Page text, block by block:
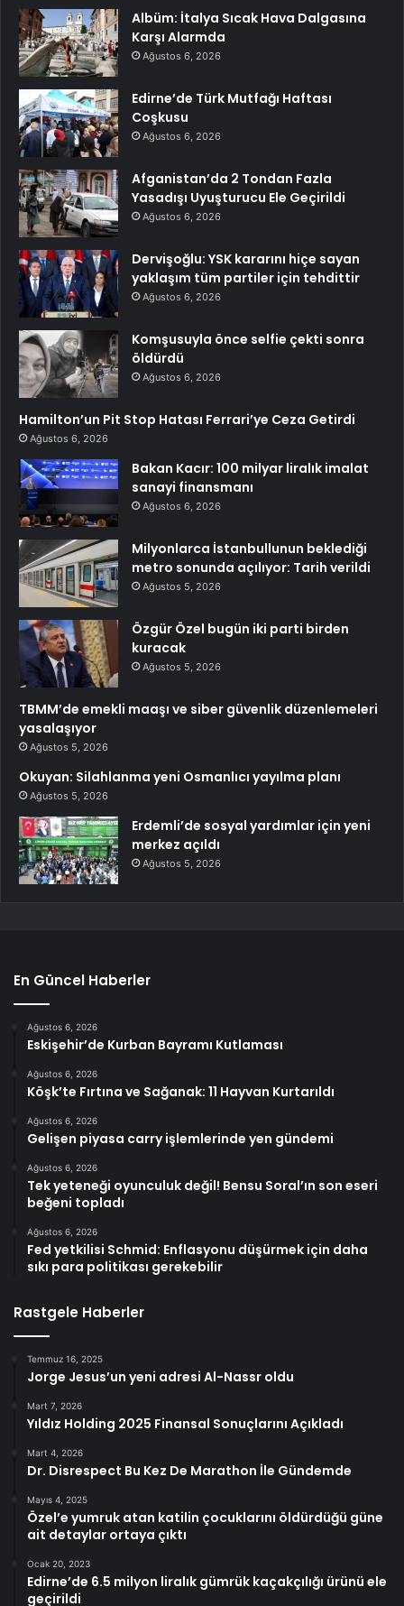
Albüm: İtalya Sıcak Hava Dalgasına
Karşı Alarmda
Ağustos 6, 2026
Edirne’de Türk Mutfağı Haftası
Coşkusu
Ağustos 6, 2026
Afganistan’da 2 Tondan Fazla
Yasadışı Uyuşturucu Ele Geçirildi
Ağustos 6, 2026
Dervişoğlu: YSK kararını hiçe sayan
yaklaşım tüm partiler için tehdittir
Ağustos 6, 2026
Komşusuyla önce selfie çekti sonra
öldürdü
Ağustos 6, 2026
Hamilton’un Pit Stop Hatası Ferrari’ye Ceza Getirdi
Ağustos 6, 2026
Bakan Kacır: 100 milyar liralık imalat
sanayi finansmanı
Ağustos 6, 2026
Milyonlarca İstanbullunun beklediği
metro sonunda açılıyor: Tarih verildi
Ağustos 5, 2026
Özgür Özel bugün iki parti birden
kuracak
Ağustos 5, 2026
TBMM’de emekli maaşı ve siber güvenlik düzenlemeleri
yasalaşıyor
Ağustos 5, 2026
Okuyan: Silahlanma yeni Osmanlıcı yayılma planı
Ağustos 5, 2026
Erdemli’de sosyal yardımlar için yeni
merkez açıldı
Ağustos 5, 2026
En Güncel Haberler
Ağustos 6, 2026
Eskişehir’de Kurban Bayramı Kutlaması
Ağustos 6, 2026
Köşk’te Fırtına ve Sağanak: 11 Hayvan Kurtarıldı
Ağustos 6, 2026
Gelişen piyasa carry işlemlerinde yen gündemi
Ağustos 6, 2026
Tek yeteneği oyunculuk değil! Bensu Soral’ın son eseri
beğeni topladı
Ağustos 6, 2026
Fed yetkilisi Schmid: Enflasyonu düşürmek için daha
sıkı para politikası gerekebilir
Rastgele Haberler
Temmuz 16, 2025
Jorge Jesus’un yeni adresi Al-Nassr oldu
Mart 7, 2026
Yıldız Holding 2025 Finansal Sonuçlarını Açıkladı
Mart 4, 2026
Dr. Disrespect Bu Kez De Marathon İle Gündemde
Mayıs 4, 2025
Özel’e yumruk atan katilin çocuklarını öldürdüğü güne
ait detaylar ortaya çıktı
Ocak 20, 2023
Edirne’de 6.5 milyon liralık gümrük kaçakçılığı ürünü ele
geçirildi